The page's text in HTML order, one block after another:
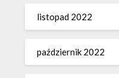
listopad 2022
październik 2022